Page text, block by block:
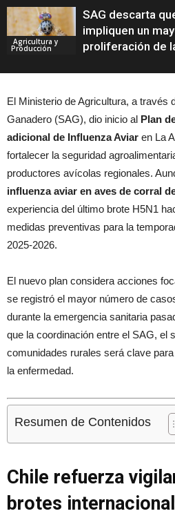
Agricultura y
Producción
SAG descarta
impliquen un
proliferación de
El Ministerio de Agricultura, a través
Ganadero (SAG), dio inicio al Plan
adicional de Influenza Aviar en La
fortalecer la seguridad
productores avícolas regionales.
influenza aviar en aves de corral
experiencia del último brote H5N1
medidas preventivas para la
2025-2026.
El nuevo plan considera acciones
se registró el mayor número de
durante la emergencia sanitaria
que la coordinación entre el SAG, el
comunidades rurales será clave
la enfermedad.
Resumen de Contenidos
Chile refuerza
brotes